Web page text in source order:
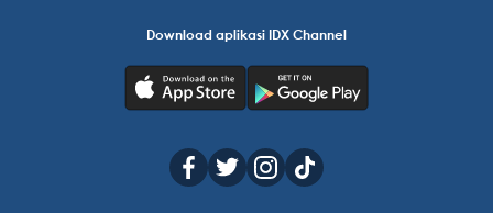
Download aplikasi IDX Channel